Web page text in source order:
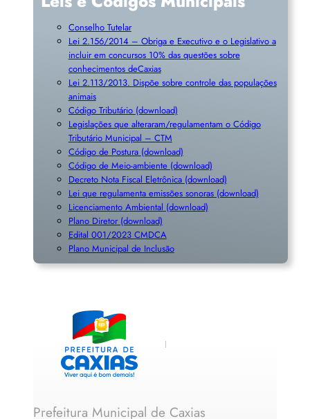
Conselho Tutelar
Lei 2.156/2014 – Obriga e Executivo e o Legislativo a
incluir em concursos 10% das questões sobre
conhecimentos deCaxias
Lei 2.113/2013. Dispõe sobre controle das populações
animais
Código Tributário (download)
Legislações que alteraram/regulamentam o Código
Tributário Municipal – CTM
Código de Postura (download)
Código de Meio-ambiente (download)
Decreto Nota Fiscal Eletrônica (download)
Lei que regulamenta emissões sonoras (download)
Licenciamento Ambiental (download)
Plano Diretor (download)
Edital 001/2023 CMDCA
Plano Municipal de Inclusão
Prefeitura Municipal de Caxias